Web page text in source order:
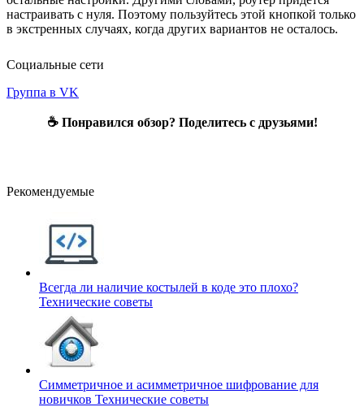
настраивать с нуля. Поэтому пользуйтесь этой кнопкой только
в экстренных случаях, когда других вариантов не осталось.
Социальные сети
Группа в VK
☕ Понравился обзор? Поделитесь с друзьями!
Рекомендуемые
Всегда ли наличие костылей в коде это плохо?
Технические советы
Симметричное и асимметричное шифрование для
новичков Технические советы